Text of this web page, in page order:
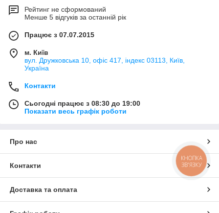
Рейтинг не сформований
Менше 5 відгуків за останній рік
Працює з 07.07.2015
м. Київ
вул. Дружковська 10, офіс 417, індекс 03113, Київ,
Україна
Контакти
Сьогодні працює з 08:30 до 19:00
Показати весь графік роботи
Про нас
Контакти
Доставка та оплата
КНОПКА
ЗВ'ЯЗКУ